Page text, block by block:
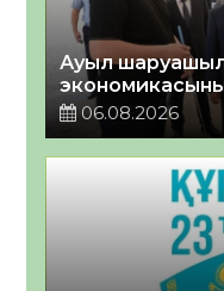
Ауыл
экономикасының
06.08.2026